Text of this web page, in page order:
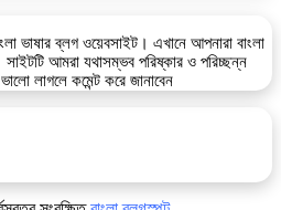
ব্লগ ওয়েবসাইট। এখানে আপনারা বাংলা
সাইটটি আমরা যথাসম্ভব পরিষ্কার ও পরিচ্ছন্ন
লাগলে কমেন্ট করে জানাবেন